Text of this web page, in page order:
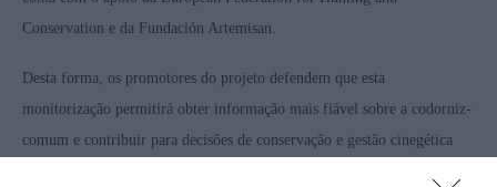
Conservation e da Fundación Artemisan.
Desta forma, os promotores do projeto defendem que esta
monitorização permitirá obter informação mais fiável sobre a codorniz-
comum e contribuir para decisões de conservação e gestão cinegética